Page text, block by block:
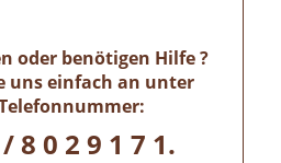
oder benötigen Hilfe ?
uns einfach an unter
8 0 2 9 1 7 1.